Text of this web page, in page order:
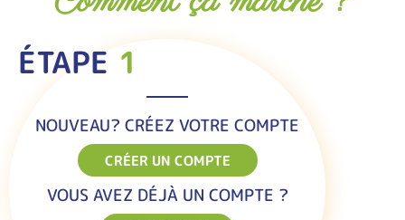
ÉTAPE 1
NOUVEAU? CRÉEZ VOTRE COMPTE
CRÉER UN COMPTE
VOUS AVEZ DÉJÀ UN COMPTE ?